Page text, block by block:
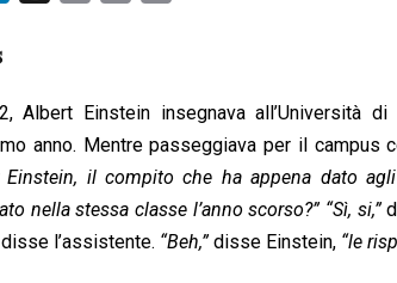
e
d
I
n
a
d
s
l
L
i
n
k
t
Albert Einstein insegnava all’Università
anno. Mentre passeggiava per il
Einstein, il compito che ha appena dato
nella stessa classe l’anno scorso?” “Sì, si,”
disse l’assistente. “Beh,”disse Einstein, “le